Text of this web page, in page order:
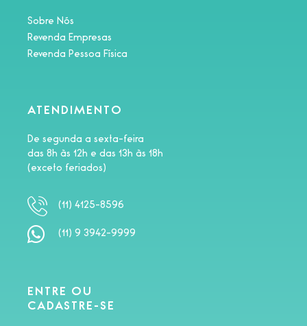
Sobre Nós
Revenda Empresas
Revenda Pessoa Física
ATENDIMENTO
De segunda a sexta-feira
das 8h às 12h e das 13h às 18h
(exceto feriados)
(11) 4125-8596
(11) 9 3942-9999
ENTRE OU
CADASTRE-SE